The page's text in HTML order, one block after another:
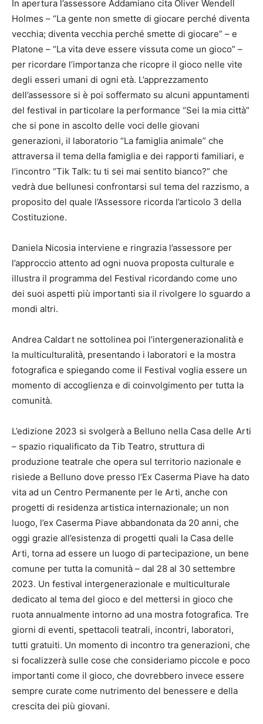
In apertura l’assessore Addamiano cita Oliver Wendell
Holmes – “La gente non smette di giocare perché diventa
vecchia; diventa vecchia perché smette di giocare” – e
Platone – “La vita deve essere vissuta come un gioco” –
per ricordare l’importanza che ricopre il gioco nelle vite
degli esseri umani di ogni età. L’apprezzamento
dell’assessore si è poi soffermato su alcuni appuntamenti
del festival in particolare la performance “Sei la mia città”
che si pone in ascolto delle voci delle giovani
generazioni, il laboratorio “La famiglia animale” che
attraversa il tema della famiglia e dei rapporti familiari, e
l’incontro “Tik Talk: tu ti sei mai sentito bianco?” che
vedrà due bellunesi confrontarsi sul tema del razzismo, a
proposito del quale l’Assessore ricorda l’articolo 3 della
Costituzione.
Daniela Nicosia interviene e ringrazia l’assessore per
l’approccio attento ad ogni nuova proposta culturale e
illustra il programma del Festival ricordando come uno
dei suoi aspetti più importanti sia il rivolgere lo sguardo a
mondi altri.
Andrea Caldart ne sottolinea poi l’intergenerazionalità e
la multiculturalità, presentando i laboratori e la mostra
fotografica e spiegando come il Festival voglia essere un
momento di accoglienza e di coinvolgimento per tutta la
comunità.
L’edizione 2023 si svolgerà a Belluno nella Casa delle Arti
– spazio riqualificato da Tib Teatro, struttura di
produzione teatrale che opera sul territorio nazionale e
risiede a Belluno dove presso l’Ex Caserma Piave ha dato
vita ad un Centro Permanente per le Arti, anche con
progetti di residenza artistica internazionale; un non
luogo, l’ex Caserma Piave abbandonata da 20 anni, che
oggi grazie all’esistenza di progetti quali la Casa delle
Arti, torna ad essere un luogo di partecipazione, un bene
comune per tutta la comunità – dal 28 al 30 settembre
2023. Un festival intergenerazionale e multiculturale
dedicato al tema del gioco e del mettersi in gioco che
ruota annualmente intorno ad una mostra fotografica. Tre
giorni di eventi, spettacoli teatrali, incontri, laboratori,
tutti gratuiti. Un momento di incontro tra generazioni, che
si focalizzerà sulle cose che consideriamo piccole e poco
importanti come il gioco, che dovrebbero invece essere
sempre curate come nutrimento del benessere e della
crescita dei più giovani.